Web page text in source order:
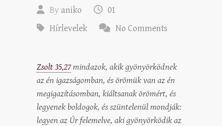
By aniko
01
Hírlevelek
No Comments
Zsolt 35,27mindazok, akik gyönyörködnek
az én igazságomban, és örömük van az én
megigazításomban, kiáltsanak örömért, és
legyenek boldogok, és szüntelenül mondják:
legyen az Úr felemelve, aki gyönyörködik az